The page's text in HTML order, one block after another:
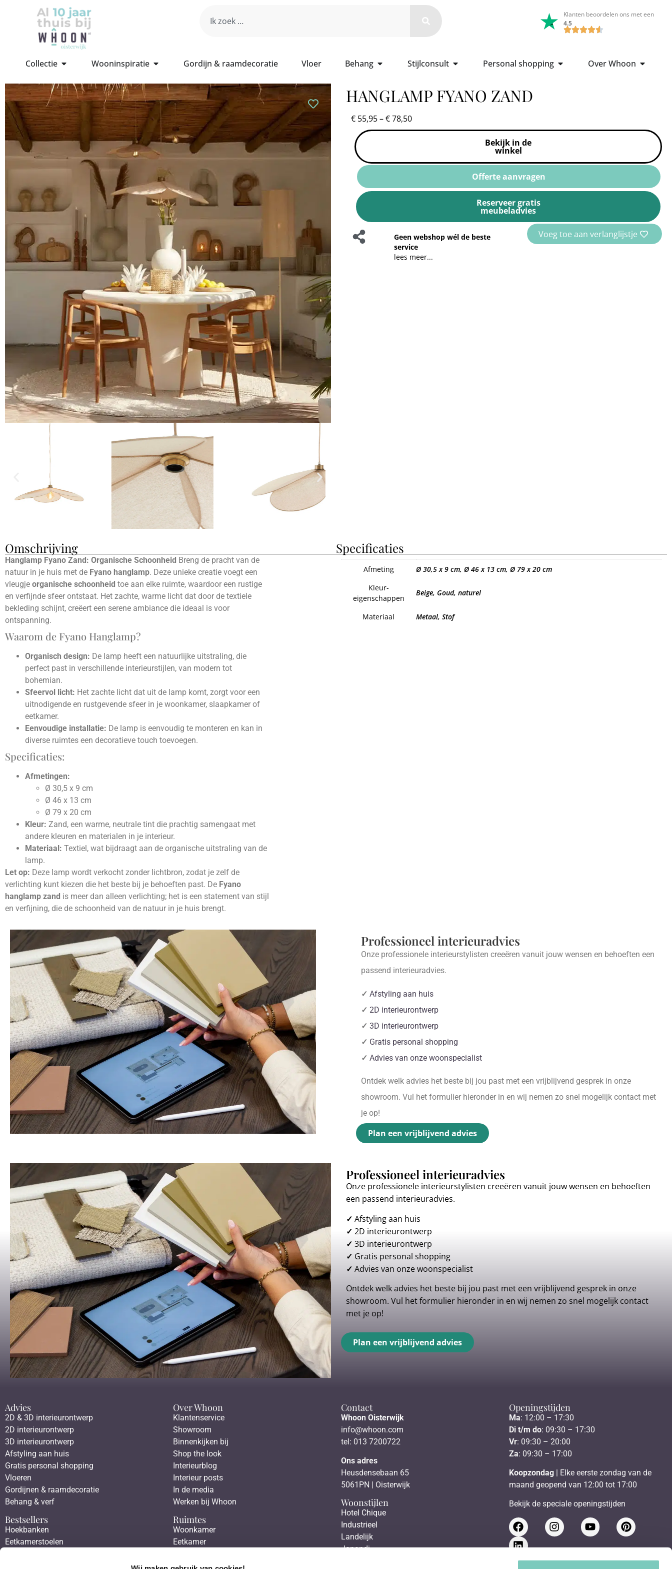
Klanten beoordelen ons met een
4.5
Collectie Wooninspiratie Gordijn & raamdecoratie Vloer Behang Stijlconsult Personal shopping Over Whoon
HANGLAMP FYANO ZAND
€ 55,95–€78,50
Bekijk in de
winkel
Offerte aanvragen
Reserveer gratis
meubeladvies
Geen webshop wél de beste
service
lees meer...
Voeg toe aan verlanglijstje
Omschrijving
Hanglamp Fyano Zand: Organische Schoonheid Breng de pracht van de
natuur in je huis met de Fyano hanglamp. Deze unieke creatie voegt een
vleugje organische schoonheid toe aan elke ruimte, waardoor een rustige
en verfijnde sfeer ontstaat. Het zachte, warme licht dat door de textiele
bekleding schijnt, creëert een serene ambiance die ideaal is voor
ontspanning.
Waarom de Fyano Hanglamp?
Organisch design: De lamp heeft een natuurlijke uitstraling, die
perfect past in verschillende interieurstijlen, van modern tot
bohemian.
Sfeervol licht: Het zachte licht dat uit de lamp komt, zorgt voor een
uitnodigende en rustgevende sfeer in je woonkamer, slaapkamer of
eetkamer.
Eenvoudige installatie: De lamp is eenvoudig te monteren en kan in
diverse ruimtes een decoratieve touch toevoegen.
Specificaties:
Afmetingen:
Ø 30,5 x 9 cm
Ø 46 x 13 cm
Ø 79 x 20 cm
Kleur: Zand, een warme, neutrale tint die prachtig samengaat met
andere kleuren en materialen in je interieur.
Materiaal: Textiel, wat bijdraagt aan de organische uitstraling van de
lamp.
Let op: Deze lamp wordt verkocht zonder lichtbron, zodat je zelf de
verlichting kunt kiezen die het beste bij je behoeften past. De Fyano
hanglamp zand is meer dan alleen verlichting; het is een statement van stijl
en verfijning, die de schoonheid van de natuur in je huis brengt.
Specificaties
Afmeting
Ø 30,5 x 9 cm, Ø 46 x 13 cm, Ø 79 x 20 cm
Kleur-
eigenschappen
Beige, Goud, naturel
Materiaal Metaal, Stof
Professioneel interieuradvies
Onze professionele interieurstylisten creeëren vanuit jouw wensen en behoeften een
passend interieuradvies.
✓ Afstyling aan huis
✓ 2D interieurontwerp
✓ 3D interieurontwerp
✓ Gratis personal shopping
✓ Advies van onze woonspecialist
Ontdek welk advies het beste bij jou past met een vrijblijvend gesprek in onze
showroom. Vul het formulier hieronder in en wij nemen zo snel mogelijk contact met
je op!
Plan een vrijblijvend advies
Professioneel interieuradvies
Onze professionele interieurstylisten creeëren vanuit jouw wensen en behoeften
een passend interieuradvies.
✓ Afstyling aan huis
✓ 2D interieurontwerp
✓ 3D interieurontwerp
✓ Gratis personal shopping
✓ Advies van onze woonspecialist
Ontdek welk advies het beste bij jou past met een vrijblijvend gesprek in onze
showroom. Vul het formulier hieronder in en wij nemen zo snel mogelijk contact
met je op!
Plan een vrijblijvend advies
Advies
2D & 3D interieurontwerp
2D interieurontwerp
3D interieurontwerp
Afstyling aan huis
Gratis personal shopping
Vloeren
Gordijnen & raamdecoratie
Behang & verf
Bestsellers
Hoekbanken
Eetkamerstoelen
Over Whoon
Klantenservice
Showroom
Binnenkijken bij
Shop the look
Interieurblog
Interieur posts
In de media
Werken bij Whoon
Ruimtes
Woonkamer
Eetkamer
Werkkamer
Contact
Whoon Oisterwijk
info@whoon.com
tel: 013 7200722
Ons adres
Heusdensebaan 65
5061PN | Oisterwijk
Woonstijlen
Hotel Chique
Industrieel
Landelijk
Japandi
Openingstijden
Ma: 12:00 – 17:30
Di t/m do: 09:30 – 17:30
Vr: 09:30 – 20:00
Za: 09:30 – 17:00
Koopzondag | Elke eerste zondag van de
maand geopend van 12:00 tot 17:00
Bekijk de speciale openingstijden
Schrijf je in voor de nieuwsbrief